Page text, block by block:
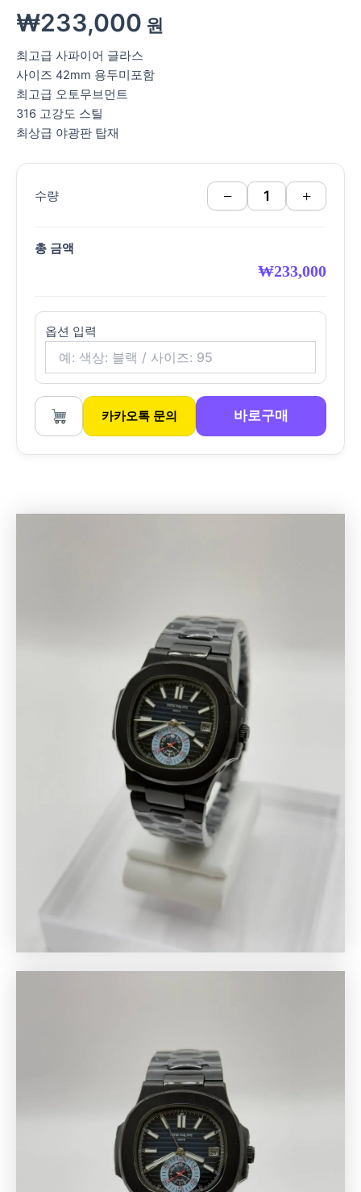
₩233,000 원
최고급 사파이어 글라스
사이즈 42mm 용두미포함
최고급 오토무브먼트
316 고강도 스틸
최상급 야광판 탑재
수량 − +
총 금액
₩233,000
옵션 입력
카카오톡 문의 바로구매